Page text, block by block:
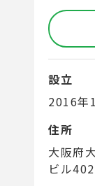
設立
2016年
住所
大阪府
ビル402